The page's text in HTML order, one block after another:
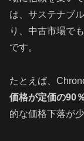
は、サステナブ
り、中古市場でも
です。
たとえば、
価格が定価の90
的な価格下落が